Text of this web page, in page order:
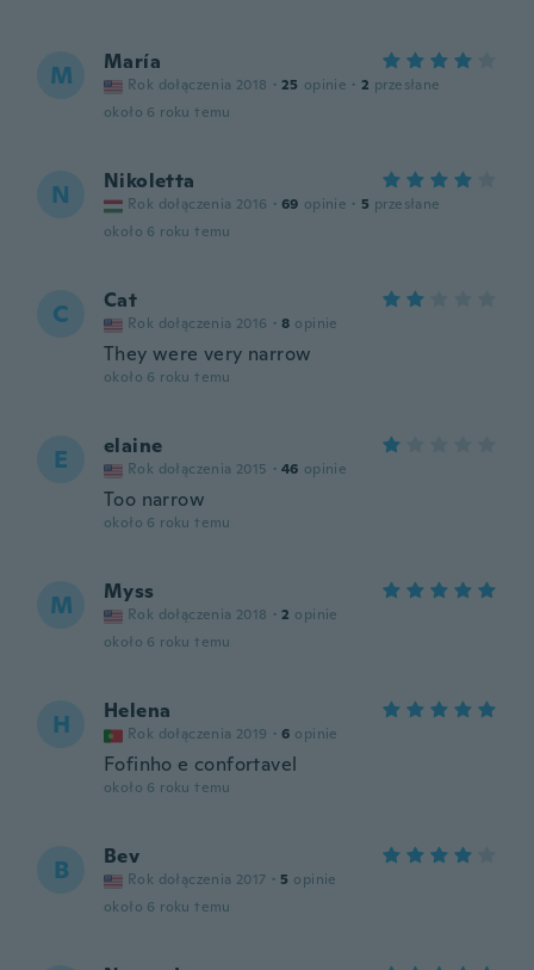
M María
Rok dołączenia 2018 · 25 opinie · 2 przesłane
około 6 roku temu
N Nikoletta
Rok dołączenia 2016 · 69 opinie · 5 przesłane
około 6 roku temu
C Cat
Rok dołączenia 2016 · 8 opinie
They were very narrow
około 6 roku temu
E elaine
Rok dołączenia 2015 · 46 opinie
Too narrow
około 6 roku temu
M Myss
Rok dołączenia 2018 · 2 opinie
około 6 roku temu
H Helena
Rok dołączenia 2019 · 6 opinie
Fofinho e confortavel
około 6 roku temu
B Bev
Rok dołączenia 2017 · 5 opinie
około 6 roku temu